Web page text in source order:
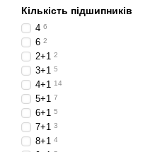
Кількість підшипників
4 6
6 2
2+1 2
3+1 5
4+1 14
5+1 7
6+1 5
7+1 3
8+1 4